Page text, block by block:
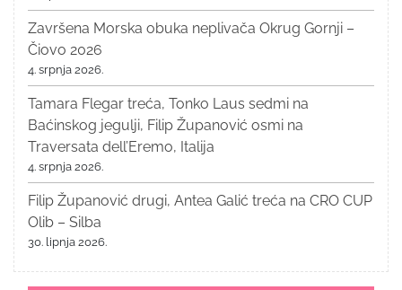
Završena Morska obuka neplivača Okrug Gornji –
Čiovo 2026
4. srpnja 2026.
Tamara Flegar treća, Tonko Laus sedmi na
Baćinskog jegulji, Filip Županović osmi na
Traversata dell’Eremo, Italija
4. srpnja 2026.
Filip Županović drugi, Antea Galić treća na CRO CUP
Olib – Silba
30. lipnja 2026.